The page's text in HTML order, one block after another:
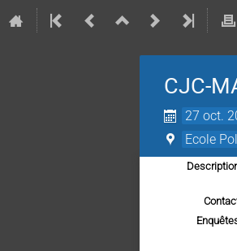
CJC-
27 oct.
Ecole